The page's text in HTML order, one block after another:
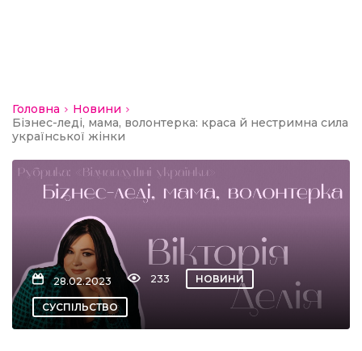
район
Головна
Новини
Бізнес-леді, мама, волонтерка: краса й нестримна сила
української жінки
28.02.2023 233 НОВИНИ
СУСПІЛЬСТВО